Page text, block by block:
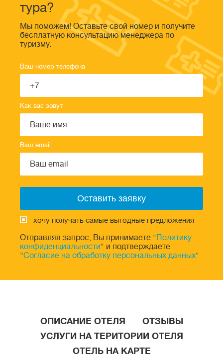
тура?
Мы поможем! Оставьте свой номер и получите
бесплатную консультацию менеджера по
туризму.
Ваш номер телефона
Как вас зовут
Ваш email
хочу получать самые выгодные предложения
Отправляя запрос, Вы принимаете " Политику
конфиденциальности" и подтверждаете
"Согласие на обработку персональных данных"
ОПИСАНИЕ ОТЕЛЯ
ОТЗЫВЫ
УСЛУГИ НА ТЕРИТОРИИ ОТЕЛЯ
ОТЕЛЬ НА КАРТЕ